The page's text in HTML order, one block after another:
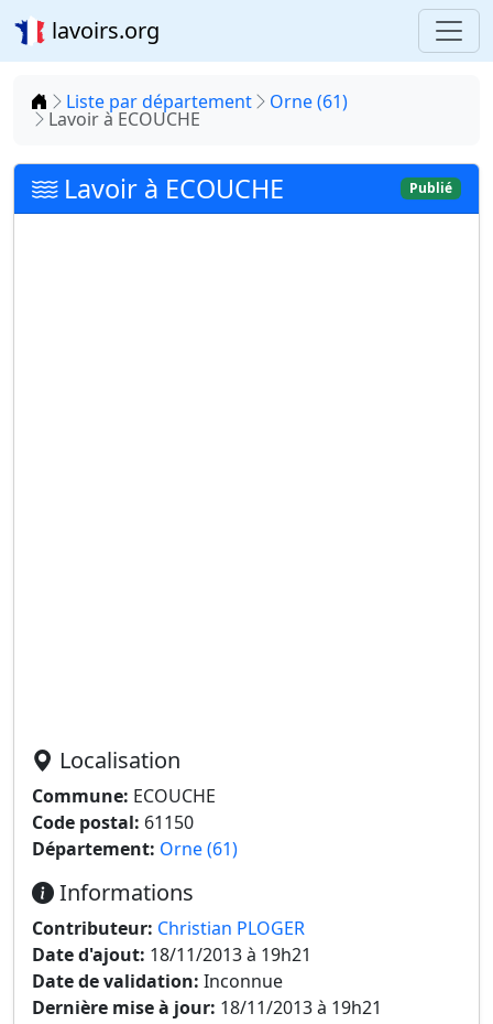
lavoirs.org
Accueil
Liste par département Orne (61)
Lavoir à ECOUCHE
Lavoir à ECOUCHE Publié
Localisation
Commune: ECOUCHE
Code postal: 61150
Département: Orne (61)
Informations
Contributeur: Christian PLOGER
Date d'ajout: 18/11/2013 à 19h21
Date de validation: Inconnue
Dernière mise à jour: 18/11/2013 à 19h21